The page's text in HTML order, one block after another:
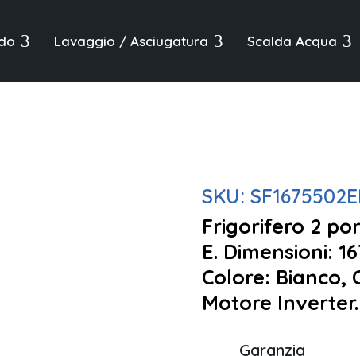
3 3
Lavaggio / Asciugatura 3
Scalda Acqua
SKU:
Frigorifero 2
E. Dimensioni:
Colore: Bianco,
Motore Inverter.
Garanzia